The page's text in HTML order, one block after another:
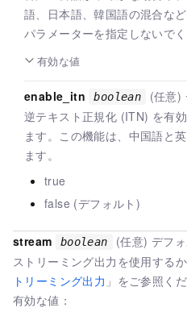
語、日本語、韓国語の混合な
パラメーターを指定しないでく
有効な値
enable_itn boolean (任意)
逆テキスト正規化 (ITN) を有
ます。この機能は、中国語と
ます。
true
false (デフォルト)
stream boolean (任意) デフォ
ストリーミング出力を使用する
トリーミング出力 」をご参照くだ
有効な値：